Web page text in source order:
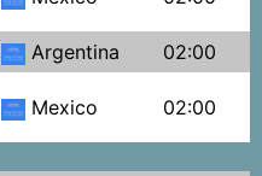
Argentina 02:00
Mexico 02:00